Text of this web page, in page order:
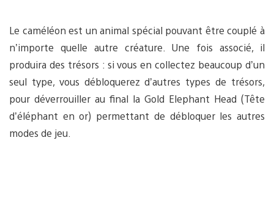
Le caméléon est un animal spécial pouvant être couplé à
n’importe quelle autre créature. Une fois associé, il
produira des trésors : si vous en collectez beaucoup d’un
seul type, vous débloquerez d’autres types de trésors,
pour déverrouiller au final la Gold Elephant Head (Tête
d’éléphant en or) permettant de débloquer les autres
modes de jeu.